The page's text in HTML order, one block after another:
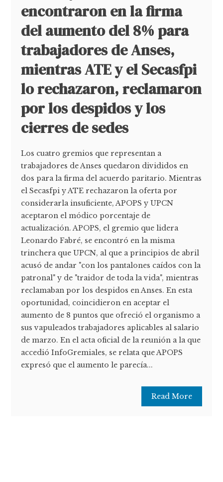
encontraron en la firma
del aumento del 8% para
trabajadores de Anses,
mientras ATE y el Secasfpi
lo rechazaron, reclamaron
por los despidos y los
cierres de sedes
Los cuatro gremios que representan a
trabajadores de Anses quedaron divididos en
dos para la firma del acuerdo paritario. Mientras
el Secasfpi y ATE rechazaron la oferta por
considerarla insuficiente, APOPS y UPCN
aceptaron el módico porcentaje de
actualización. APOPS, el gremio que lidera
Leonardo Fabré, se encontró en la misma
trinchera que UPCN, al que a principios de abril
acusó de andar "con los pantalones caídos con la
patronal" y de "traidor de toda la vida", mientras
reclamaban por los despidos en Anses. En esta
oportunidad, coincidieron en aceptar el
aumento de 8 puntos que ofreció el organismo a
sus vapuleados trabajadores aplicables al salario
de marzo. En el acta oficial de la reunión a la que
accedió InfoGremiales, se relata que APOPS
expresó que el aumento le parecía...
Read More